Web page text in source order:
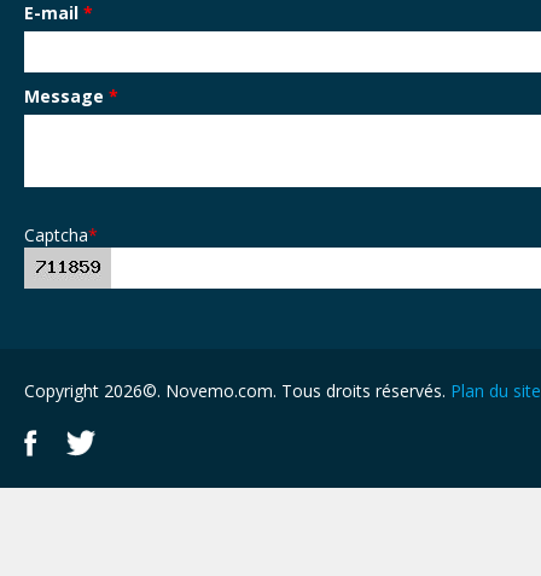
E-mail *
Message *
Captcha*
Copyright 2026©. Novemo.com. Tous droits réservés. Plan du site